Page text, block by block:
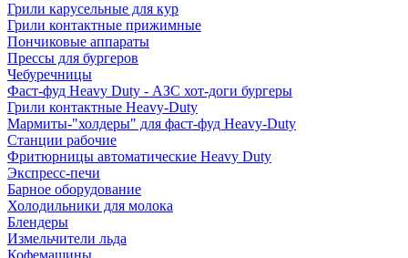
Грили карусельные для кур
Грили контактные прижимные
Пончиковые аппараты
Прессы для бургеров
Чебуречницы
Фаст-фуд Heavy Duty - АЗС хот-доги бургеры
Грили контактные Heavy-Duty
Мармиты-"холдеры" для фаст-фуд Heavy-Duty
Станции рабочие
Фритюрницы автоматические Heavy Duty
Экспресс-печи
Барное оборудование
Холодильники для молока
Блендеры
Измельчители льда
Кофемашины